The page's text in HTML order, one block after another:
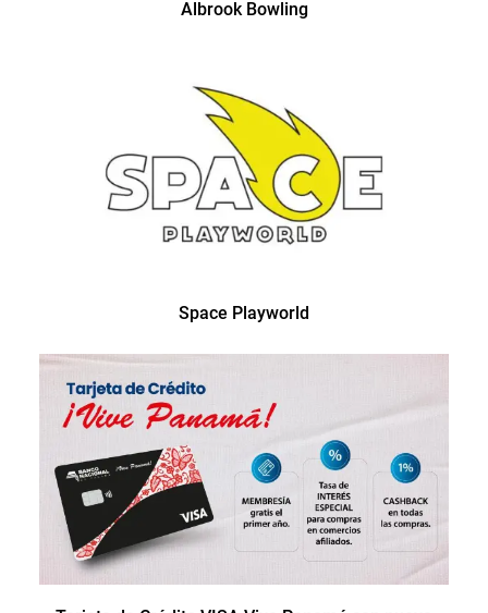
Albrook Bowling
Space Playworld